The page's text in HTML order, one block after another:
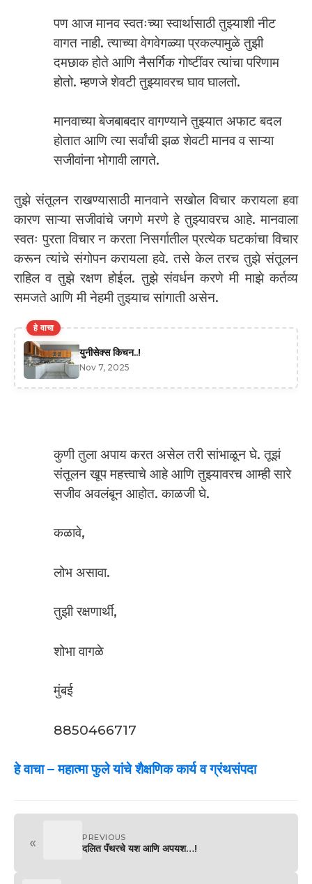
पण आज मानव स्वतःच्या स्वार्थासाठी तुझ्याशी नीट
वागत नाही. त्याच्या वेगवेगळ्या प्रकल्पामुळे तुझी
दमछाक होते आणि नैसर्गिक गोष्टींवर त्यांचा परिणाम
होतो. म्हणजे शेवटी तुझ्यावरच घाव घालतो.
मानवाच्या बेजबाबदार वागण्याने तुझ्यात अफाट बदल
होतात आणि त्या सर्वांची झळ शेवटी मानव व साऱ्या
सजीवांना भोगावी लागते.
तुझे संतूलन राखण्यासाठी मानवाने सखोल विचार करायला हवा
कारण साऱ्या सजीवांचे जगणे मरणे हे तुझ्यावरच आहे. मानवाला
स्वतः पुरता विचार न करता निसर्गातील प्रत्येक घटकांचा विचार
करून त्यांचे संगोपन करायला हवे. तसे केल तरच तुझे संतूलन
राहिल व तुझे रक्षण होईल. तुझे संवर्धन करणे मी माझे कर्तव्य
समजते आणि मी नेहमी तुझ्याच सांगाती असेन.
हे वाचा
युनीसेक्स किचन..!
Nov 7, 2025
कुणी तुला अपाय करत असेल तरी सांभाळून घे. तूझं
संतूलन खूप महत्त्वाचे आहे आणि तुझ्यावरच आम्ही सारे
सजीव अवलंबून आहोत. काळजी घे.
कळावे,
लोभ असावा.
तुझी रक्षणार्थी,
शोभा वागळे
मुंबई
8850466717
हे वाचा – महात्मा फुले यांचे शैक्षणिक कार्य व ग्रंथसंपदा
« PREVIOUS
दलित पॅंथरचे यश आणि अपयश…!